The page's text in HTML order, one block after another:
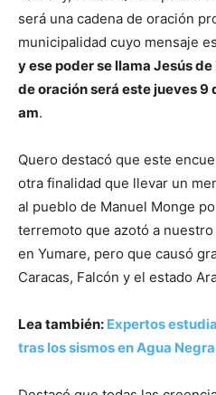
será una cadena de oración
municipalidad cuyo mensaje
y ese poder se llama Jesús
de oración será este jueves 9
am.
Quero destacó que este
otra finalidad que llevar un
al pueblo de Manuel Monge
terremoto que azotó a
en Yumare, pero que causó
Caracas, Falcón y el estado
Lea también: Expertos
tras los sismos en Agua